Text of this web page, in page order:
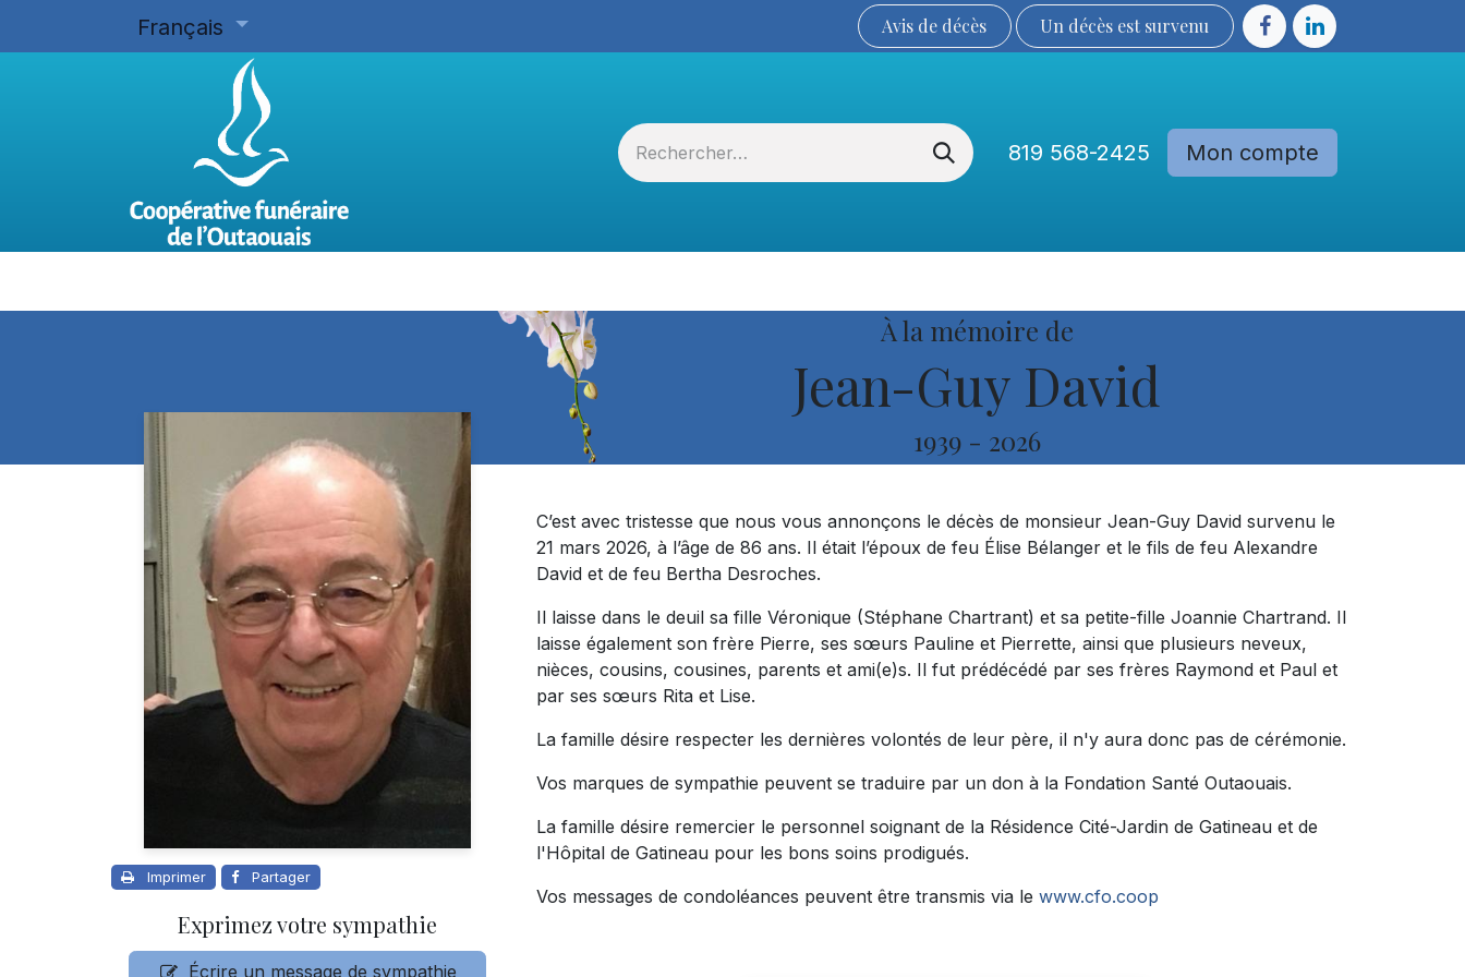
Français Avis de décès Un décès est sur​​​​​​​​ve​nu​​​​​​​​​​
819 568-2425 Mon compte
À la mémoire de
Jean-Guy David
1939 - 2026
Imprimer Partager
Exprimez votre sympathie
Écrire un message de sympathie
C’est avec tristesse que nous vous annonçons le décès de monsieur Jean-Guy David survenu le
21 mars 2026, à l’âge de 86 ans. Il était l’époux de feu Élise Bélanger et le fils de feu Alexandre
David et de feu Bertha Desroches.
Il laisse dans le deuil sa fille Véronique (Stéphane Chartrant) et sa petite-fille Joannie Chartrand. Il
laisse également son frère Pierre, ses sœurs Pauline et Pierrette, ainsi que plusieurs neveux,
nièces, cousins, cousines, parents et ami(e)s. Il fut prédécédé par ses frères Raymond et Paul et
par ses sœurs Rita et Lise.
La famille désire respecter les dernières volontés de leur père, il n'y aura donc pas de cérémonie.
Vos marques de sympathie peuvent se traduire par un don à la Fondation Santé Outaouais.
La famille désire remercier le personnel soignant de la Résidence Cité-Jardin de Gatineau et de
l'Hôpital de Gatineau pour les bons soins prodigués.
Vos messages de condoléances peuvent être transmis via le www.cfo.coop